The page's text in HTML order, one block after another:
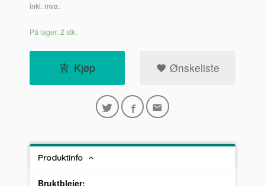
inkl. mva.
På lager: 2 stk.
Kjøp Ønskeliste
Produktinfo
Bruktbleier: